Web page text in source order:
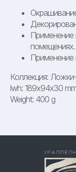
помещениях.
Коллекция:
lwh: 189x94x30
Weight: 400 g